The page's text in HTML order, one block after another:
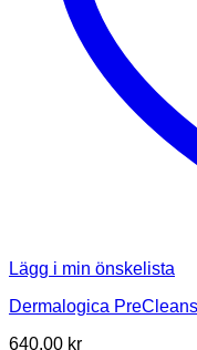
Lägg i min önskelista
Dermalogica
640.00 kr